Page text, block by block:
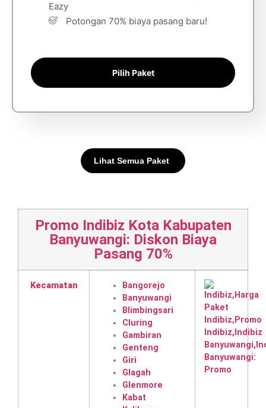
Eazy
Potongan 70% biaya pasang baru!
Pilih Paket
Lihat Semua Paket
Promo Indibiz Kota Kabupaten
Banyuwangi: Diskon Biaya
Pasang 70%
Kecamatan
Bangorejo
Banyuwangi
Blimbingsari
Cluring
Gambiran
Genteng
Giri
Glagah
Glenmore
Kabat